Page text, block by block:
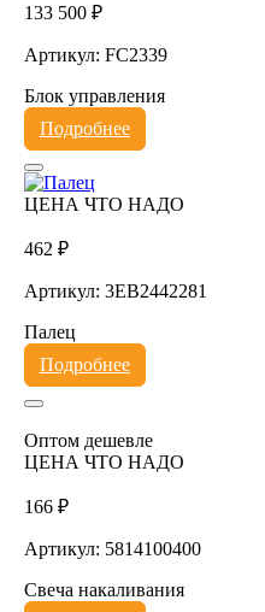
133 500 ₽
Артикул: FC2339
Блок управления
Подробнее
ЦЕНА ЧТО НАДО
462 ₽
Артикул: 3EB2442281
Палец
Подробнее
Оптом дешевле
ЦЕНА ЧТО НАДО
166 ₽
Артикул: 5814100400
Свеча накаливания